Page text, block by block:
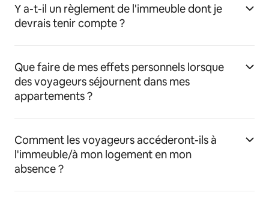
Y a-t-il un règlement de l'immeuble dont je
devrais tenir compte ?
Que faire de mes effets personnels lorsque
des voyageurs séjournent dans mes
appartements ?
Comment les voyageurs accéderont-ils à
l'immeuble/à mon logement en mon
absence ?